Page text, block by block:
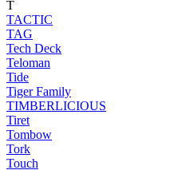
T
TACTIC
TAG
Tech Deck
Teloman
Tide
Tiger Family
TIMBERLICIOUS
Tiret
Tombow
Tork
Touch